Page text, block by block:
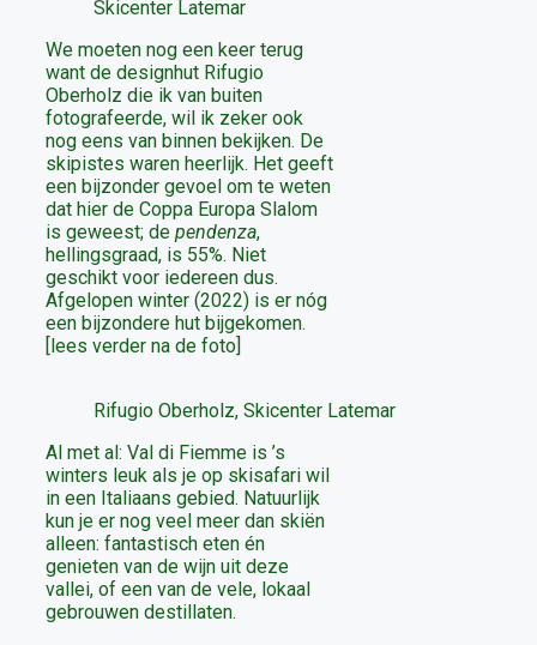
Skicenter Latemar
We moeten nog een keer terug
want de designhut Rifugio
Oberholz die ik van buiten
fotografeerde, wil ik zeker ook
nog eens van binnen bekijken. De
skipistes waren heerlijk. Het geeft
een bijzonder gevoel om te weten
dat hier de Coppa Europa Slalom
is geweest; de pendenza,
hellingsgraad, is 55%. Niet
geschikt voor iedereen dus.
Afgelopen winter (2022) is er nóg
een bijzondere hut bijgekomen.
[lees verder na de foto]
Rifugio Oberholz, Skicenter Latemar
Al met al: Val di Fiemme is ’s
winters leuk als je op skisafari wil
in een Italiaans gebied. Natuurlijk
kun je er nog veel meer dan skiën
alleen: fantastisch eten én
genieten van de wijn uit deze
vallei, of een van de vele, lokaal
gebrouwen destillaten.